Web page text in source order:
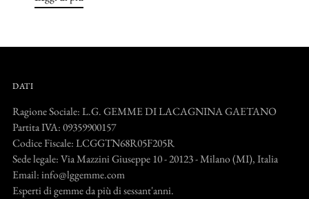
DATI
Ragione Sociale: L.G. GEMME DI LACAGNINA GAETANO
Partita IVA: 09359900157
Codice Fiscale: LCGGTN68R05F205R
Sede legale: Via Mazzini Giuseppe 10 - 20123 - Milano (MI), Italia
Email: info@lggemme.com
Esperti di gemme da più di sessant'anni.